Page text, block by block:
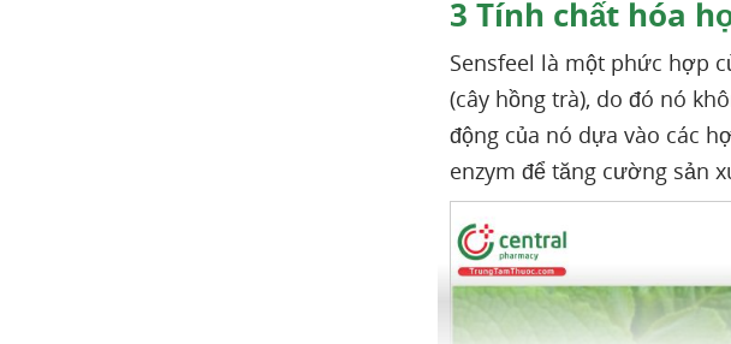
3 Tính chất hóa
Sensfeel là một phức hợp
(cây hồng trà), do đó nó
động của nó dựa vào các
enzym để tăng cường sản